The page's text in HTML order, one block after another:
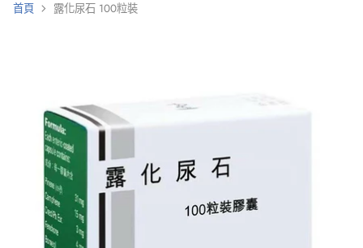
首頁 露化尿石 100粒裝